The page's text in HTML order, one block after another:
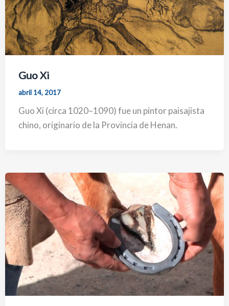
Guo Xi
abril 14, 2017
Guo Xi (circa 1020–1090) fue un pintor paisajista
chino, originario de la Provincia de Henan.